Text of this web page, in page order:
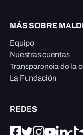
MÁS SOBRE
Equipo
Nuestras cuentas
Transparencia de la
La Fundación
REDES